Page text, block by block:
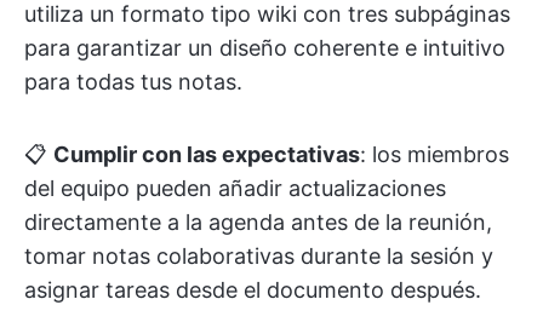
utiliza un formato tipo wiki con tres subpáginas
para garantizar un diseño coherente e intuitivo
para todas tus notas.
📋 Cumplir con las expectativas: los miembros
del equipo pueden añadir actualizaciones
directamente a la agenda antes de la reunión,
tomar notas colaborativas durante la sesión y
asignar tareas desde el documento después.